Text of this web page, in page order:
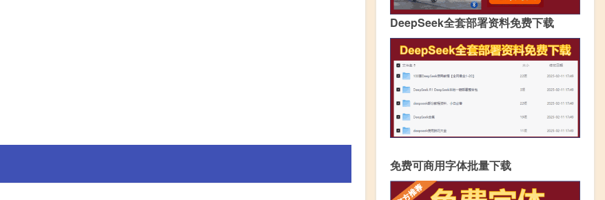
DeepSeek全套部署资料免费下载
免费可商用字体批量下载